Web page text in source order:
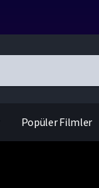
Popüler Filmler